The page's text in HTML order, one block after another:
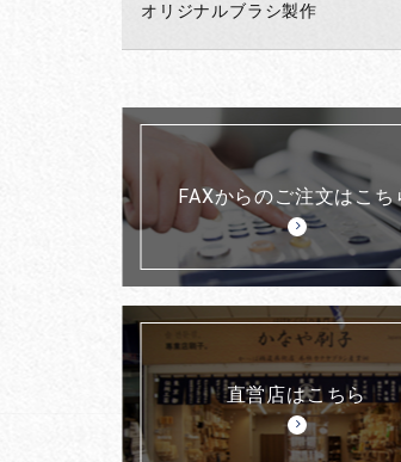
オリジナルブラシ製作
FAXからのご注文はこち
直営店はこちら